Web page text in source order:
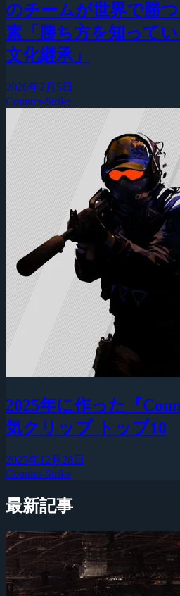
のチームが世界で勝
素「勝ち方を知って
文化継承」
2026年2月5日
Counter-Strike
2025年に作った『
気クリップ トップ10
2025年12月28日
Counter-Strike
最新記事